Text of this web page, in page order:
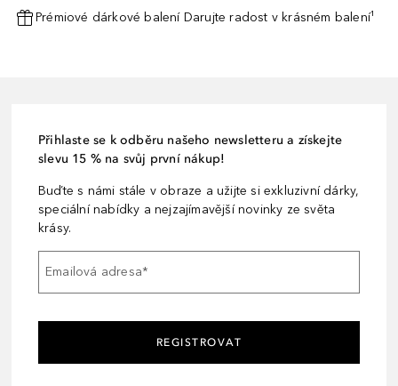
Prémiové dárkové balení Darujte radost v krásném balení¹
Přihlaste se k odběru našeho newsletteru a získejte
slevu 15 % na svůj první nákup!
Buďte s námi stále v obraze a užijte si exkluzivní dárky,
speciální nabídky a nejzajímavější novinky ze světa
krásy.
Emailová adresa*
REGISTROVAT